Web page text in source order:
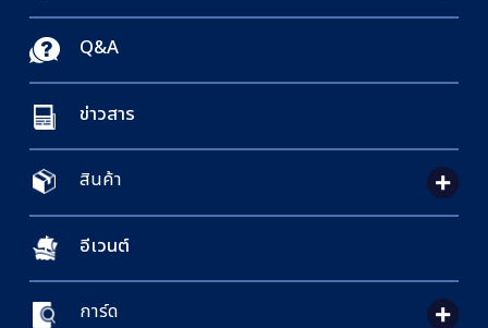
Q&A
ข่าวสาร
สินค้า
อีเวนต์
การ์ด